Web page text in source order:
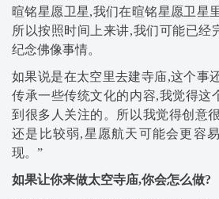
暄铭星愿卫星,我们在暄铭星愿卫星
所以按照时间上来讲,我们可能已经
纪念佛像事情。
如果说是在太空里去建寺庙,这个事
传承一些传统文化的内容,我觉得这
到很多人关注的。所以我觉得创意
还是比较弱,星愿航天可能会更容
现。”
如果让你来做太空寺庙,你会怎么做?